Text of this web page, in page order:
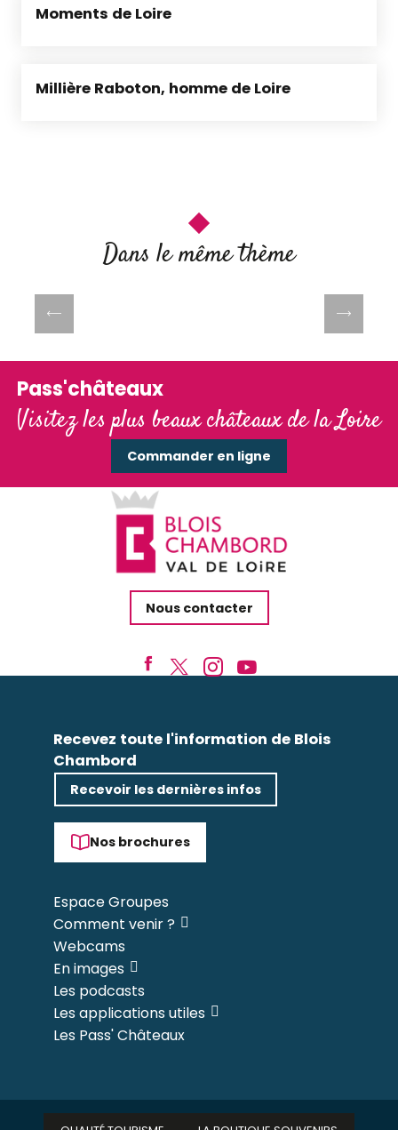
Moments de Loire
Millière Raboton, homme de Loire
Dans le même thème
1495 espèces végétales
Pass'châteaux
Visitez les plus beaux châteaux de la Loire
Commander en ligne
Nous contacter
Recevez toute l'information de Blois
Chambord
Recevoir les dernières infos
Nos brochures
Espace Groupes
Comment venir ?
Webcams
En images
Les podcasts
Les applications utiles
Les Pass' Châteaux